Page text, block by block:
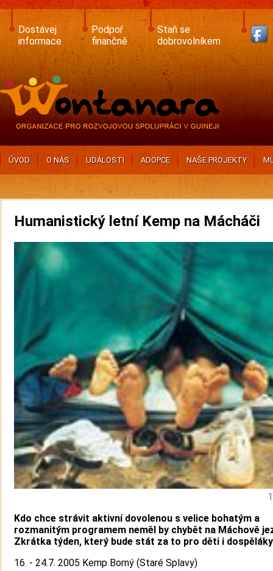
Skip
main
content
Dostávej
informace
Podpoř
finančně
Staň se
dobrovolníkem
ÚVOD O NÁS UDÁLOSTI ADOPCE NAŠE PROJEKTY
Humanistický letní Kemp na Mácháči
Kdo chce strávit aktivní dovolenou s velice bohatým a
rozmanitým programem neměl by chybět na Máchově
Zkrátka týden, který bude stát za to pro děti i
16. - 24.7. 2005 Kemp Borný (Staré Splavy)